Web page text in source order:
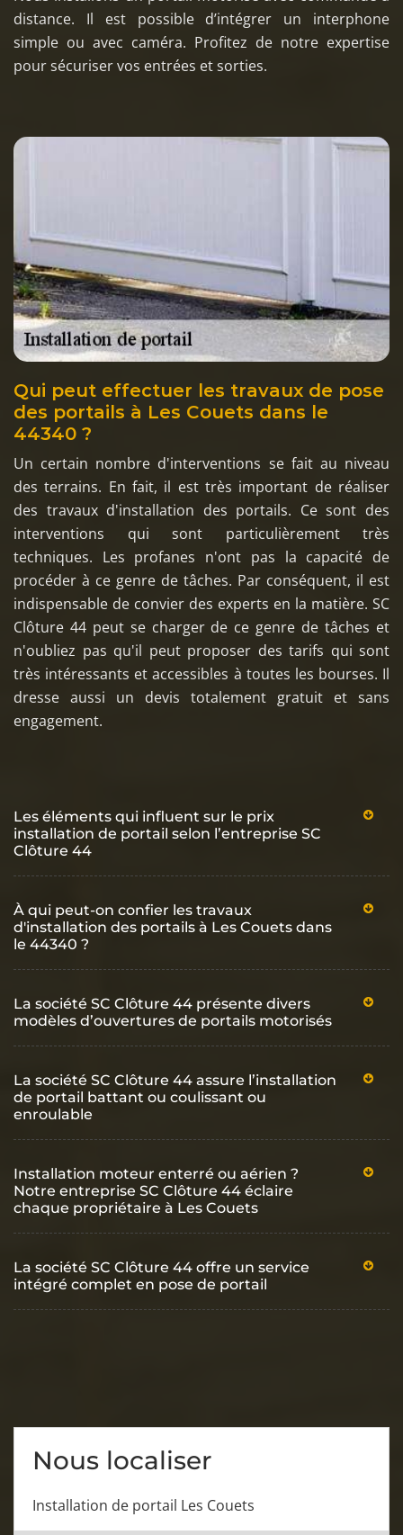
distance. Il est possible d’intégrer un interphone
simple ou avec caméra. Profitez de notre expertise
pour sécuriser vos entrées et sorties.
Qui peut effectuer les travaux de pose
des portails à Les Couets dans le
44340 ?
Un certain nombre d'interventions se fait au niveau
des terrains. En fait, il est très important de réaliser
des travaux d'installation des portails. Ce sont des
interventions qui sont particulièrement très
techniques. Les profanes n'ont pas la capacité de
procéder à ce genre de tâches. Par conséquent, il est
indispensable de convier des experts en la matière. SC
Clôture 44 peut se charger de ce genre de tâches et
n'oubliez pas qu'il peut proposer des tarifs qui sont
très intéressants et accessibles à toutes les bourses. Il
dresse aussi un devis totalement gratuit et sans
engagement.
Les éléments qui influent sur le prix
installation de portail selon l’entreprise SC
Clôture 44
À qui peut-on confier les travaux
d'installation des portails à Les Couets dans
le 44340 ?
La société SC Clôture 44 présente divers
modèles d’ouvertures de portails motorisés
La société SC Clôture 44 assure l’installation
de portail battant ou coulissant ou
enroulable
Installation moteur enterré ou aérien ?
Notre entreprise SC Clôture 44 éclaire
chaque propriétaire à Les Couets
La société SC Clôture 44 offre un service
intégré complet en pose de portail
Nous localiser
Installation de portail Les Couets